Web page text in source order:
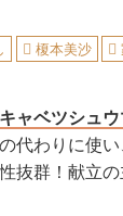
榎本美沙
キャベツシュ
代わりに使
抜群！献立